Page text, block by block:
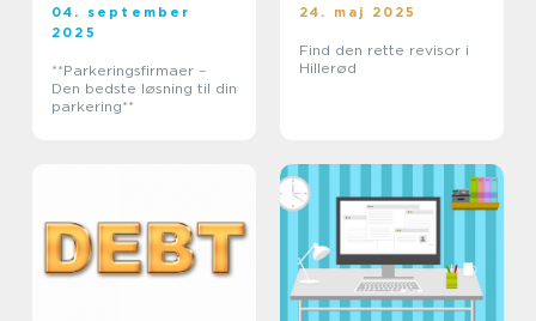
04. september
2025
**Parkeringsfirmaer –
Den bedste løsning til din
parkering**
24. maj 2025
Find den rette revisor i
Hillerød